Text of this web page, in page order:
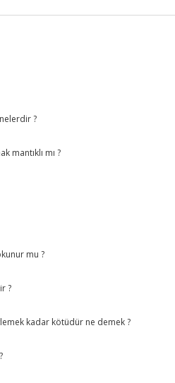
?
mantıklı mı ?
mu ?
?
kadar kötüdür ne demek ?